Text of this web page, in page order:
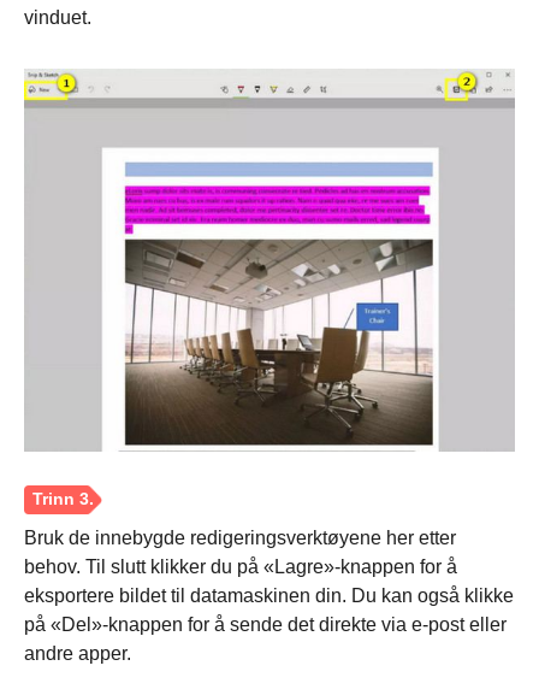
vinduet.
Bruk de innebygde redigeringsverktøyene her etter
behov. Til slutt klikker du på «Lagre»-knappen for å
eksportere bildet til datamaskinen din. Du kan også klikke
på «Del»-knappen for å sende det direkte via e-post eller
andre apper.